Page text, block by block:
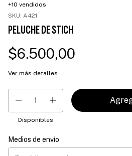
+10 vendidos
SKU: A421
PELUCHE DE STICH
$6.500,00
Ver más detalles
Disponibles
Entregas para el CP:
Medios de envío